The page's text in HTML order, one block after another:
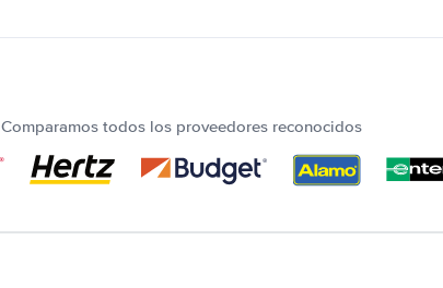
Comparamos todos los proveedores reconocidos